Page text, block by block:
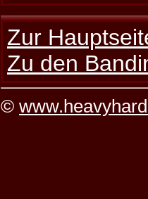
Zur
Zu den
©